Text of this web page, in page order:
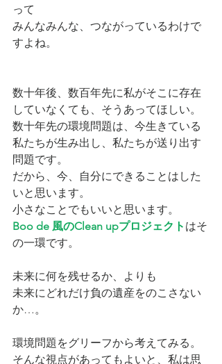
って
みんなみんな、つながっているわけで
すよね。
数十年後、数百年先に私がそこに存在
していなくても、そうあってほしい。
数十年先の環境問題は、今生きている
私たちが生み出し、私たちが送り出す
問題です。
だから、今、自分にできることはした
いと思います。
小さなことでもいいと思います。
Boo de 風のClean upプロジェクト はそ
の一環です。
未来に何を残せるか、よりも
未来にどれだけ負の遺産をのこさない
か…。
環境問題をグリーフから考えてみる。
そんな視点があってもよいと、私は思